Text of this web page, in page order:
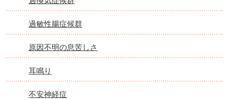
過敏性腸症候群
原因不明の息苦しさ
耳鳴り
不安神経症